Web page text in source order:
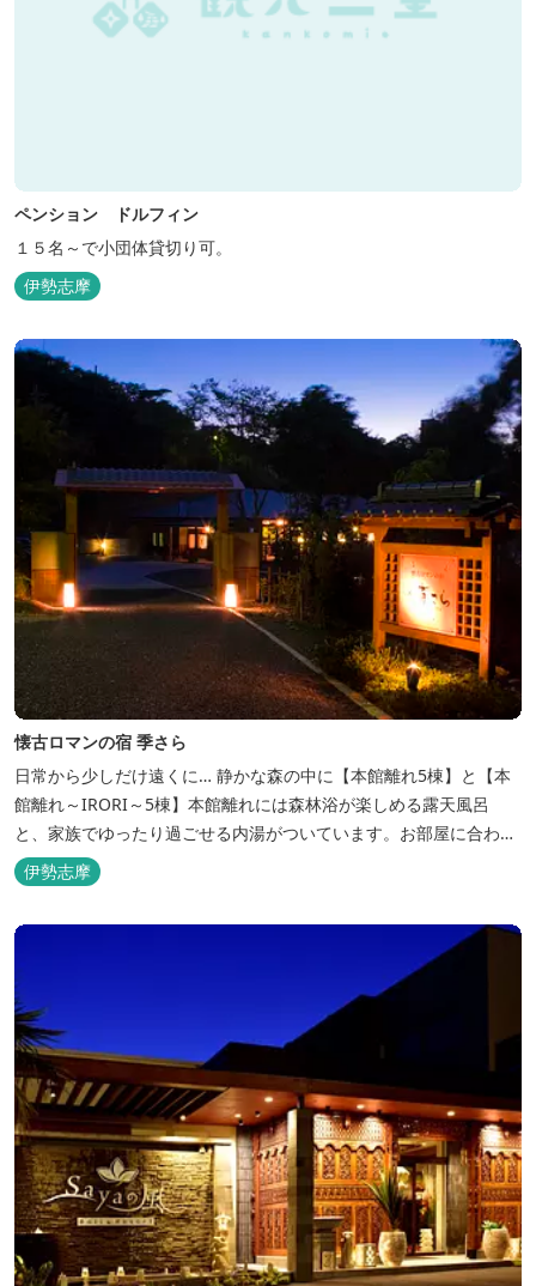
ペンション ドルフィン
１５名～で小団体貸切り可。
伊勢志摩
懐古ロマンの宿 季さら
日常から少しだけ遠くに… 静かな森の中に【本館離れ5棟】と【本
館離れ～IRORI～5棟】本館離れには森林浴が楽しめる露天風呂
と、家族でゆったり過ごせる内湯がついています。お部屋に合わせ
た様々なプランがございます。
伊勢志摩